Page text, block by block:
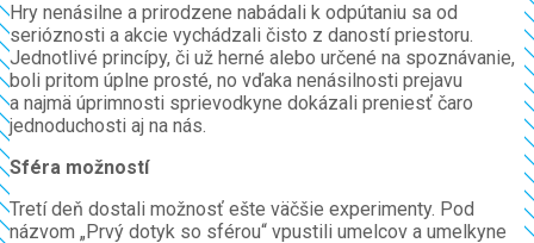
Hry nenásilne a prirodzene nabádali k odpútaniu sa od
serióznosti a akcie vychádzali čisto z daností priestoru.
Jednotlivé princípy, či už herné alebo určené na spoznávanie,
boli pritom úplne prosté, no vďaka nenásilnosti prejavu
a najmä úprimnosti sprievodkyne dokázali preniesť čaro
jednoduchosti aj na nás.
Sféra možností
Tretí deň dostali možnosť ešte väčšie experimenty. Pod
názvom „Prvý dotyk so sférou“ vpustili umelcov a umelkyne